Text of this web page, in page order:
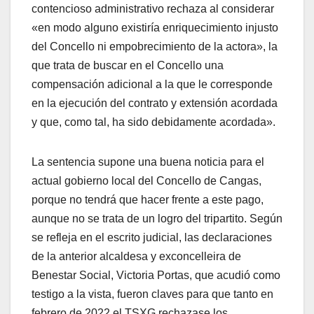
contencioso administrativo rechaza al considerar
«en modo alguno existiría enriquecimiento injusto
del Concello ni empobrecimiento de la actora», la
que trata de buscar en el Concello una
compensación adicional a la que le corresponde
en la ejecución del contrato y extensión acordada
y que, como tal, ha sido debidamente acordada».
La sentencia supone una buena noticia para el
actual gobierno local del Concello de Cangas,
porque no tendrá que hacer frente a este pago,
aunque no se trata de un logro del tripartito. Según
se refleja en el escrito judicial, las declaraciones
de la anterior alcaldesa y exconcelleira de
Benestar Social, Victoria Portas, que acudió como
testigo a la vista, fueron claves para que tanto en